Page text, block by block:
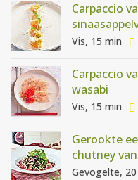
Carpaccio
Vis, 15 min
Carpaccio
wasabi
Vis, 15 min
Gerookte
chutney
Gevogelte,